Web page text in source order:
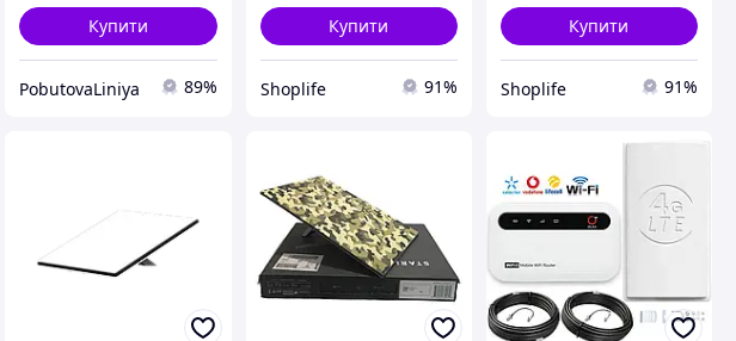
Купити
PobutovaLiniya 89%
Купити
Shoplife 91%
Купити
Shoplife 91%